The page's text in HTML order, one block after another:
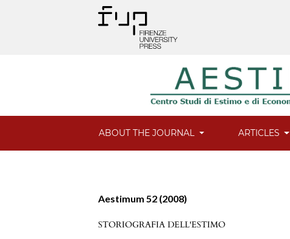
ABOUT THE JOURNAL ARTICLES
Aestimum 52 (2008)
STORIOGRAFIA DELL'ESTIMO